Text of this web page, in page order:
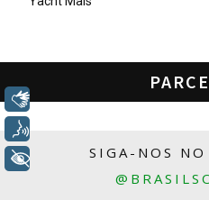
SIGA-NOS
Libras
+ Acessibilidade